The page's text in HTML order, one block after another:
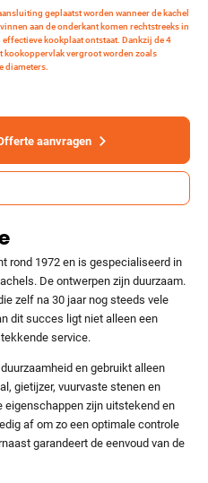
geplaatst worden wanneer de kachel
aan de onderkant komen rechtstreeks in
kookplaat ontstaat. Dankzij de 4
kookoppervlak vergroot worden zoals
diameters.
aanvragen
rond 1972 en is gespecialiseerd in
De ontwerpen zijn duurzaam.
zelf na 30 jaar nog steeds vele
dit succes ligt niet alleen een
service.
en gebruikt alleen
gietijzer, vuurvaste stenen en
zijn uitstekend en
af om zo een optimale controle
garandeert de eenvoud van de